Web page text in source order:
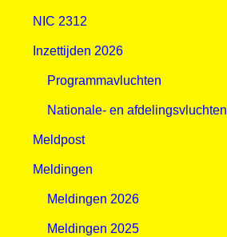
NIC 2312
Inzettijden 2026
Programmavluchten
Nationale- en afdelingsvluchten
Meldpost
Meldingen
Meldingen 2026
Meldingen 2025